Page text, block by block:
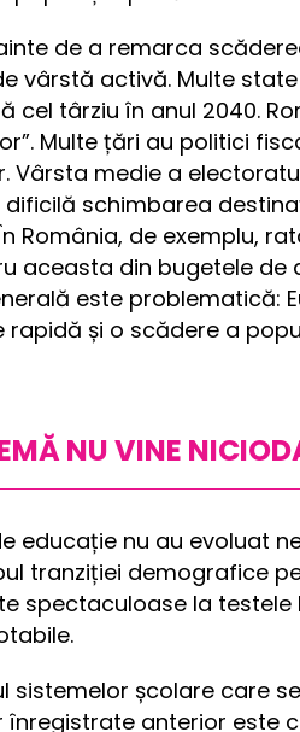
de a remarca
vârstă activă. Multe
cel târziu în anul 2040.
Multe țări au politici
Vârsta medie a
schimbarea
România, de exemplu,
aceasta din bugetele
este problematică:
și o scădere a
NU VINE
educație nu au evoluat
tranziției demografice
spectaculoase la testele
sistemelor școlare care
înregistrate anterior este